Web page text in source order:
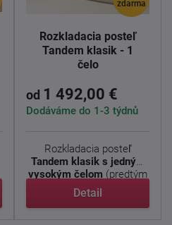
zdarma
Rozkladacia posteľ
Tandem klasik - 1
čelo
od 1 492,00 €
Dodáváme do 1-3 týdnů
Rozkladacia posteľ
Tandem klasik s jedným
vysokým čelom (predtým
...
Detail